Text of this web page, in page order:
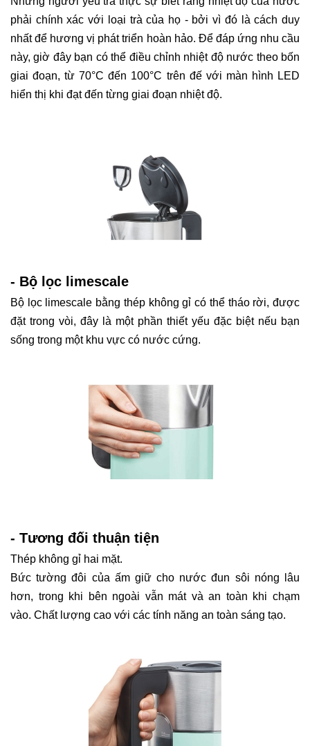
phải chính xác với loại trà của họ - bởi vì đó là cách duy
nhất để hương vị phát triển hoàn hảo. Để đáp ứng nhu cầu
này, giờ đây bạn có thể điều chỉnh nhiệt độ nước theo bốn
giai đoạn, từ 70°C đến 100°C trên đế với màn hình LED
hiển thị khi đạt đến từng giai đoạn nhiệt độ.
- Bộ lọc limescale
Bộ lọc limescale bằng thép không gỉ có thể tháo rời, được
đặt trong vòi, đây là một phần thiết yếu đặc biệt nếu bạn
sống trong một khu vực có nước cứng.
- Tương đối thuận tiện
Thép không gỉ hai mặt.
Bức tường đôi của ấm giữ cho nước đun sôi nóng lâu
hơn, trong khi bên ngoài vẫn mát và an toàn khi chạm
vào. Chất lượng cao với các tính năng an toàn sáng tạo.